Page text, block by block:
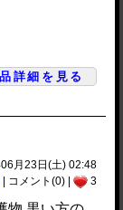
詳細を見る
月23日(土) 02:48
| コメント(0) | 3